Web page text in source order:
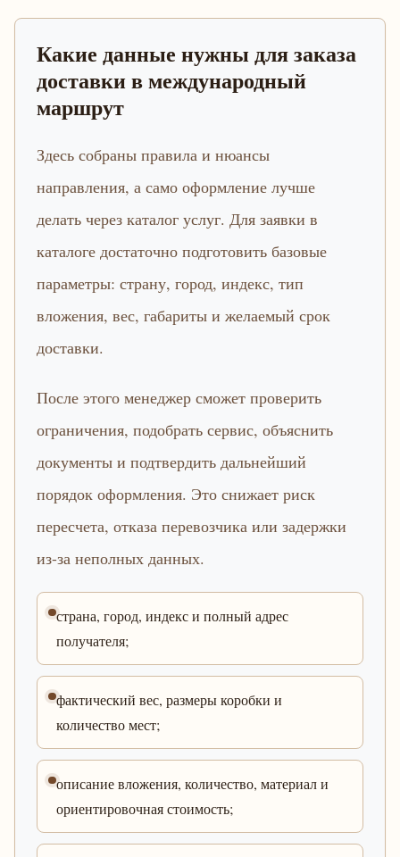
Какие данные нужны для заказа
доставки в международный
маршрут
Здесь собраны правила и нюансы
направления, а само оформление лучше
делать через каталог услуг. Для заявки в
каталоге достаточно подготовить базовые
параметры: страну, город, индекс, тип
вложения, вес, габариты и желаемый срок
доставки.
После этого менеджер сможет проверить
ограничения, подобрать сервис, объяснить
документы и подтвердить дальнейший
порядок оформления. Это снижает риск
пересчета, отказа перевозчика или задержки
из-за неполных данных.
страна, город, индекс и полный адрес
получателя;
фактический вес, размеры коробки и
количество мест;
описание вложения, количество, материал и
ориентировочная стоимость;